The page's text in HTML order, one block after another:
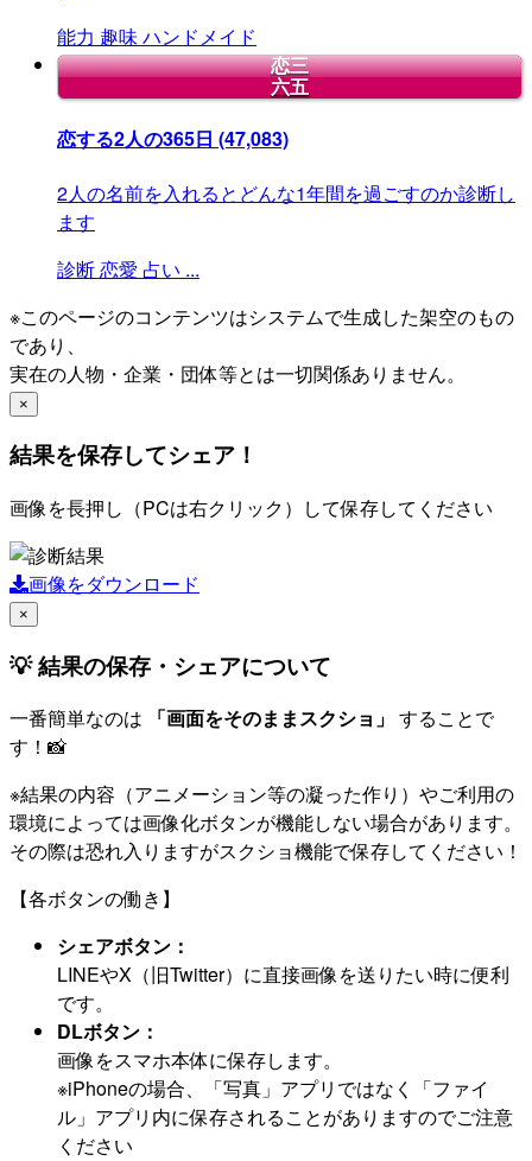
能力 趣味ハンドメイド
恋三
六五
恋する2人の365日 (47,083)
2人の名前を入れるとどんな1年間を過ごすのか診断し
ます
診断恋愛 占い ...
※このページのコンテンツはシステムで生成した架空のもの
であり、
実在の人物・企業・団体等とは一切関係ありません。
×
結果を保存してシェア！
画像を長押し（PCは右クリック）して保存してください
画像をダウンロード
×
💡 結果の保存・シェアについて
一番簡単なのは 「画面をそのままスクショ」 することで
す！📸
※結果の内容（アニメーション等の凝った作り）やご利用の
環境によっては画像化ボタンが機能しない場合があります。
その際は恐れ入りますがスクショ機能で保存してください！
【各ボタンの働き】
シェアボタン：
LINEやX（旧Twitter）に直接画像を送りたい時に便利
です。
DLボタン：
画像をスマホ本体に保存します。
※iPhoneの場合、「写真」アプリではなく「ファイ
ル」アプリ内に保存されることがありますのでご注意
ください